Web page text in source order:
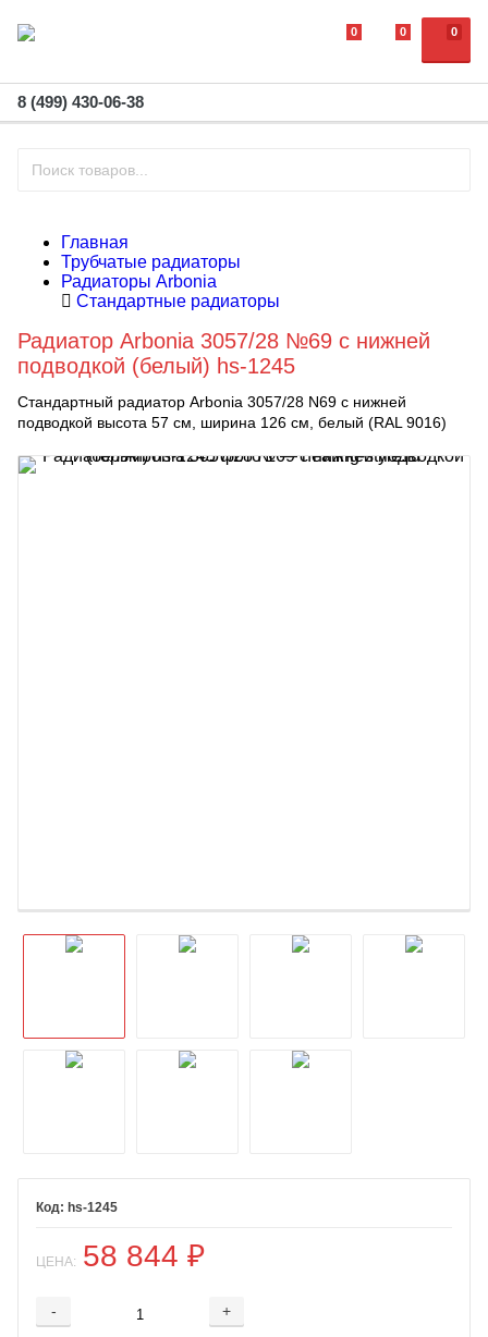
0
0 0
8 (499) 430-06-38
Главная
Трубчатые радиаторы
Радиаторы Arbonia
Стандартные радиаторы
Радиатор Arbonia 3057/28 №69 с нижней
подводкой (белый) hs-1245
Стандартный радиатор Arbonia 3057/28 N69 с нижней
подводкой высота 57 см, ширина 126 см, белый (RAL 9016)
hs-1245
ЦЕНА: 58 844 ₽
- +
Добавляется...
Добавлен